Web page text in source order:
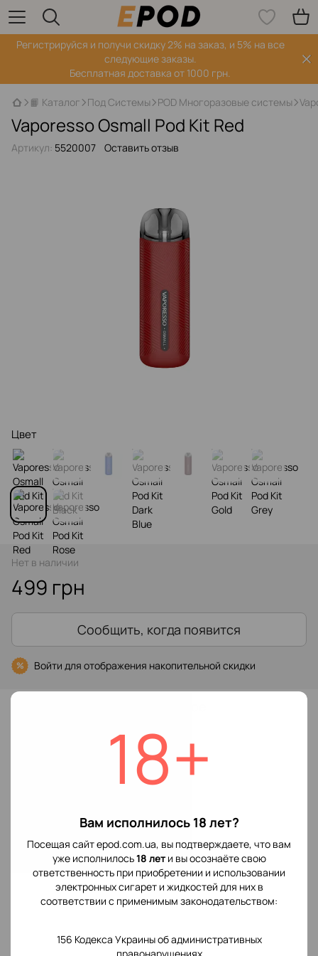
18+
Вам исполнилось 18 лет?
Посещая сайт epod.com.ua, вы подтверждаете, что вам
уже исполнилось18 лети вы осознаёте свою
ответственность при приобретении и использовании
электронных сигарет и жидкостей для них в
соответствии с применимым законодательством:
156 Кодекса Украины об административных
правонарушениях
Регистрируйся‌ и получи скидку 2% на заказ, и 5% на все
следующие заказы.
Бесплатная доставка от 1000 грн.
📙 Каталог Под Системы POD Многоразовые системы
Vaporesso Osmall Pod Kit Red
Артикул: 5520007 Оставить отзыв
Цвет
Нет в наличии
499 грн
Сообщить, когда появится
% Войти для отображения накопительной скидки
Vaporesso
Добавьте первый отзыв